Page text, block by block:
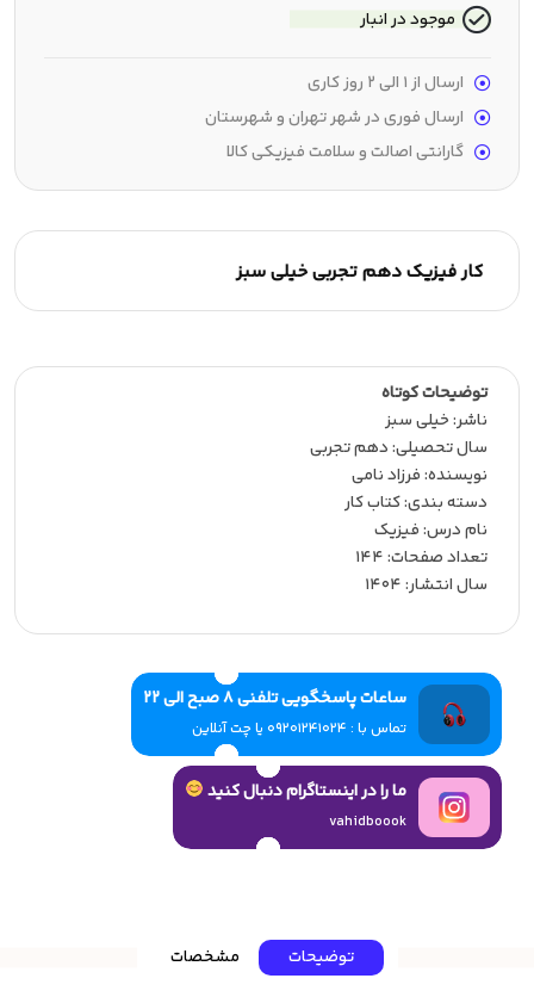
کار فیزیک دهم تجربی خیلی سبز
توضیحات کوتاه
ناشر:‌ خیلی سبز
سال تحصیلی:‌ دهم تجربی
نویسنده:‌ فرزاد نامی
دسته بندی: کتاب کار
نام درس: فیزیک
تعداد صفحات:‌ 144
سال انتشار:‌ 1404
ساعات پاسخگویی تلفنی 8 صبح الی 22
تماس با : 09201241024 یا چت آنلاین
ما را در اینستاگرام دنبال کنید
vahidboook
موجود در انبار
ارسال از 1 الی 2 روز کاری
ارسال فوری در شهر تهران و شهرستان
گارانتی اصالت و سلامت فیزیکی کالا
توضیحات مشخصات